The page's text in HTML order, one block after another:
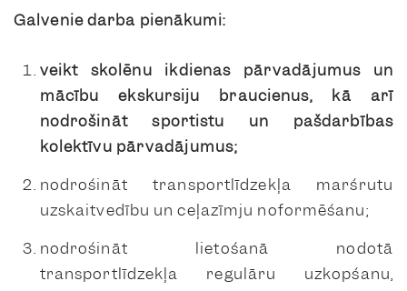
Galvenie darba pienākumi:
veikt skolēnu ikdienas pārvadājumus un
mācību ekskursiju braucienus, kā arī
nodrošināt sportistu un pašdarbības
kolektīvu pārvadājumus;
nodrošināt transportlīdzekļa maršrutu
uzskaitvedību un ceļazīmju noformēšanu;
nodrošināt lietošanā nodotā
transportlīdzekļa regulāru uzkopšanu,